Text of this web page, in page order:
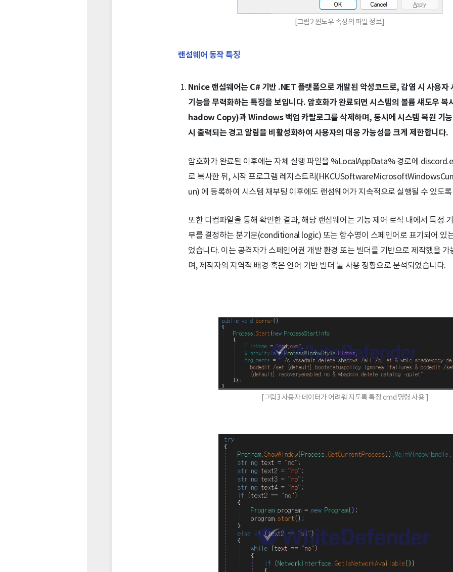
[그림2 윈도우 속성의 파일 정보]
랜섬웨어 동작 특징
Nnice 랜섬웨어는 C# 기반 .NET 플랫폼으로 개발된 악성코드로, 감염 시 사용자
기능을 무력화하는 특징을 보입니다. 암호화가 완료되면 시스템의 볼륨 섀도우
hadow Copy)과 Windows 백업 카탈로그를 삭제하며, 동시에 시스템 복원 기능
시 출력되는 경고 알림을 비활성화하여 사용자의 대응 가능성을 크게 제한합니다.
암호화가 완료된 이후에는 자체 실행 파일을 %LocalAppData% 경로에
로 복사한 뒤, 시작 프로그램 레지스트리
un) 에 등록하여 시스템 재부팅 이후에도 랜섬웨어가 지속적으로 실행될 수 있도
또한 디컴파일을 통해 확인한 결과, 해당 랜섬웨어는 기능 제어 로직 내에서 특정
부를 결정하는 분기문(conditional logic) 또는 함수명이 스페인어로 표기되어 있
었습니다. 이는 공격자가 스페인어권 개발 환경 또는 빌더를 기반으로 제작했을 가
며, 제작자의 지역적 배경 혹은 언어 기반 빌더 툴 사용 정황으로 분석되었습니다.
[그림3 사용자 데이터가 어려워 지도록 특정 cmd 명령 사용 ]